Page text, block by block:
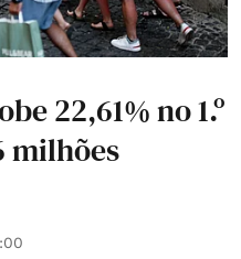
22,61% no 1.º
milhões